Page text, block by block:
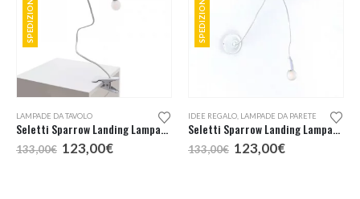
LAMPADE DA TAVOLO
Seletti Sparrow Landing Lampada da Tavolo con pinza
133,00€ Il
prezzo
123,00€Il
IDEE REGALO LAMPADE DA PARETE
Seletti Sparrow Landing Lampada da Parete
133,00€ Il
prezzo
123,00€Il